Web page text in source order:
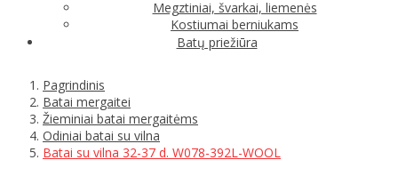
Megztiniai, švarkai, liemenės
Kostiumai berniukams
Batų priežiūra
Pagrindinis
Batai mergaitei
Žieminiai batai mergaitėms
Odiniai batai su vilna
Batai su vilna 32-37 d. W078-392L-WOOL